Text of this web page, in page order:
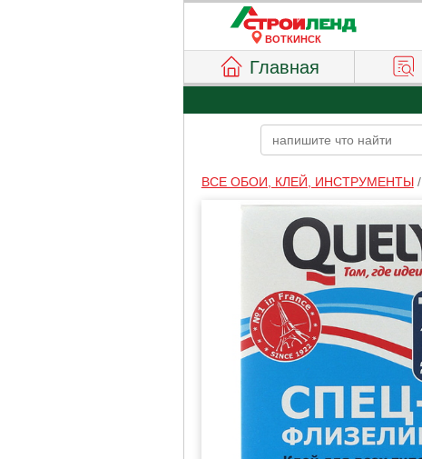
ВОТКИНСК
Главная
ВСЕ ОБОИ, КЛЕЙ, ИНСТРУМЕНТЫ/